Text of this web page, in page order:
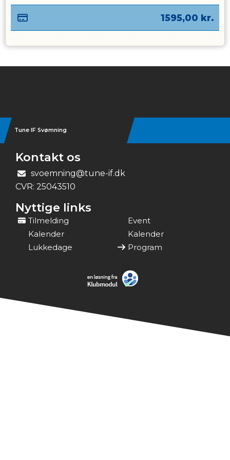
1595,00 kr.
Tune IF Svømning
Kontakt os
svoemning@tune-if.dk
CVR: 25043510
Nyttige links
Tilmelding
Event
Kalender
Kalender
Lukkedage
Program